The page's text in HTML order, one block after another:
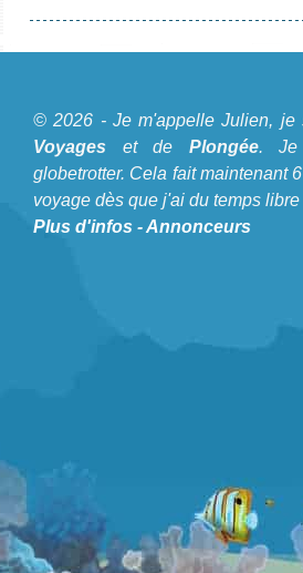
© 2026 - Je m'appelle Julien, je
Voyages et de Plongée. Je
globetrotter. Cela fait maintenant
voyage dès que j'ai du temps libre
Plus d'infos -Annonceurs